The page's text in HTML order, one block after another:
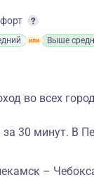
Выше
во всех
за 30 минут. В
–